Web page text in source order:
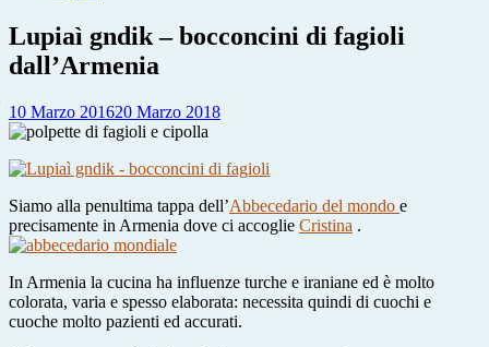
Lupiaì gndik – bocconcini di fagioli
dall’Armenia
10 Marzo 201620 Marzo 2018
Siamo alla penultima tappa dell’Abbecedario del mondo e
precisamente in Armenia dove ci accoglie Cristina .
In Armenia la cucina ha influenze turche e iraniane ed è molto
colorata, varia e spesso elaborata: necessita quindi di cuochi e
cuoche molto pazienti ed accurati.